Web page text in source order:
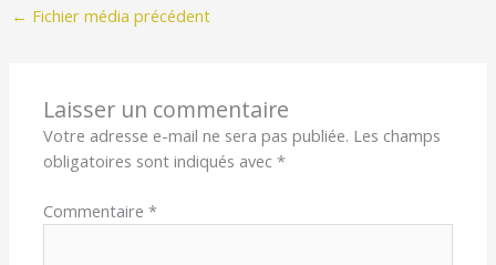
← Fichier média précédent
Laisser un commentaire
Votre adresse e-mail ne sera pas publiée. Les champs
obligatoires sont indiqués avec*
Commentaire*